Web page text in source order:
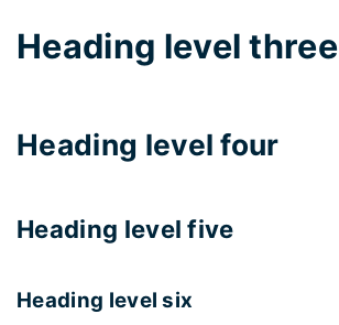
Heading level three
Heading level four
Heading level five
Heading level six